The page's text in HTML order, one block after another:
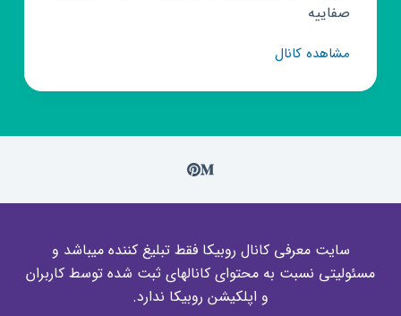
صفاییه
مشاهده کانالکانال
رنگ
سایت معرفی کانال روبیکا فقط تبلیغ کننده میباشد و
مسئولیتی نسبت به محتوای کانالهای ثبت شده توسط کاربران
و اپلکیشن روبیکا ندارد.